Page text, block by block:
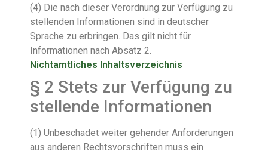
(4) Die nach dieser Verordnung zur Verfügung zu
stellenden Informationen sind in deutscher
Sprache zu erbringen. Das gilt nicht für
Informationen nach Absatz 2.
Nichtamtliches Inhaltsverzeichnis
§ 2 Stets zur Verfügung zu
stellende Informationen
(1) Unbeschadet weiter gehender Anforderungen
aus anderen Rechtsvorschriften muss ein